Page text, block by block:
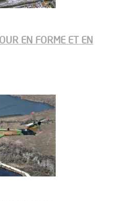
EN FORME ET EN